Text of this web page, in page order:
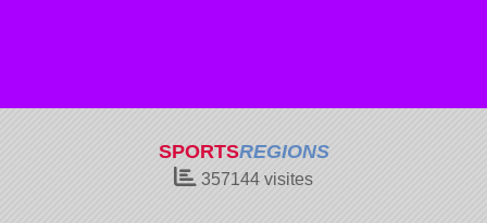
SPORTSREGIONS
357144 visites